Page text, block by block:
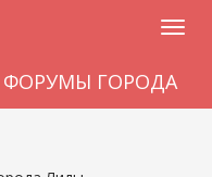
ФОРУМЫ ГОРОДА